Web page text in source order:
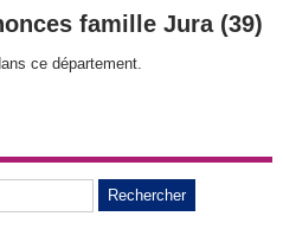
famille Jura (39)
ce département.